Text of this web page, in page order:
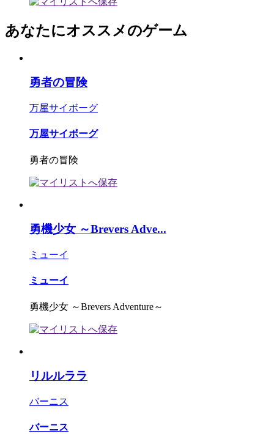
あなたにオススメのゲーム
勇者の冒険
万屋サイボーグ
万屋サイボーグ
勇者の冒険
勇機少女 ～Brevers Adve...
ミューイ
ミューイ
勇機少女 ～Brevers Adventure～
リルルララ
バーニス
バーニス